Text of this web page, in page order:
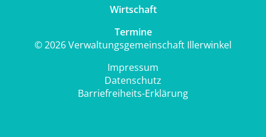
Wirtschaft
Termine
© 2026 Verwaltungsgemeinschaft Illerwinkel
Impressum
Datenschutz
Barriefreiheits-Erklärung